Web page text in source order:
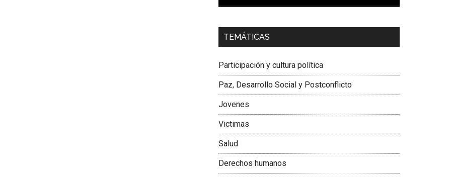
Dra. Carolina Corcho Mejía,
Latinoamericana Sur, Vicepresidenta Federación
TEMÁTICAS
Participación y cultura política
Paz, Desarrollo Social y Postconflicto
Jovenes
Victimas
Salud
Derechos humanos